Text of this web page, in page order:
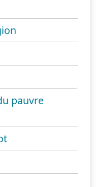
pauvre